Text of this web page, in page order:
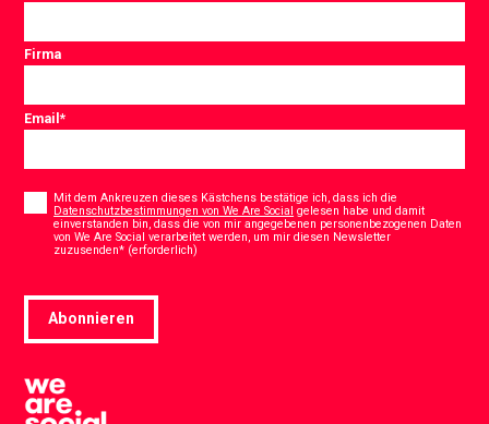
Firma
Email*
Mit dem Ankreuzen dieses Kästchens bestätige ich, dass ich die
Datenschutzbestimmungen von We Are Social gelesen habe und damit
einverstanden bin, dass die von mir angegebenen personenbezogenen Daten
von We Are Social verarbeitet werden, um mir diesen Newsletter
zuzusenden* (erforderlich)
Abonnieren